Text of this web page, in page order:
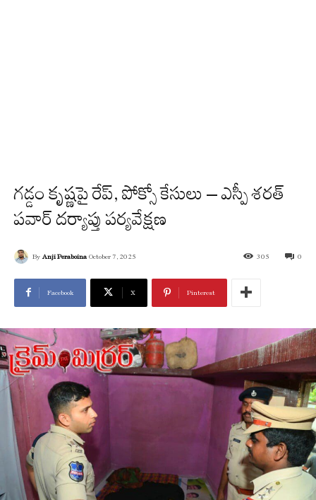
గడ్డం కృష్ణపై రేప్, పోక్సో కేసులు – ఎస్పీ శరత్
పవార్ దర్యాప్తు పర్యవేక్షణ
By Anji Peraboina October 7, 2025 0
305
Facebook X Pinterest